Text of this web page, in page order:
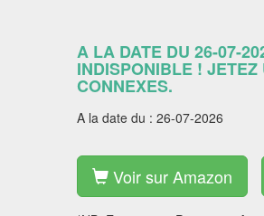
A LA DATE DU 26-07-
INDISPONIBLE !
CONNEXES.
A la date du : 26-07-2026
Voir sur Amazon